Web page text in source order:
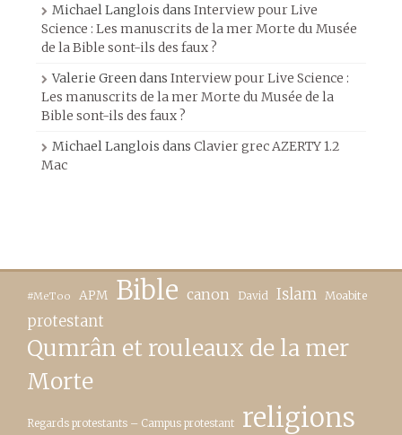
Michael Langlois dans Interview pour Live
Science : Les manuscrits de la mer Morte du Musée
de la Bible sont-ils des faux ?
Valerie Greendans Interview pour Live Science :
Les manuscrits de la mer Morte du Musée de la
Bible sont-ils des faux ?
Michael Langlois dans Clavier grec AZERTY 1.2
Mac
#MeToo APM Bible canon David Islam Moabite
protestant
Qumrân et rouleaux de la mer
Morte
Regards protestants – Campus protestant religions